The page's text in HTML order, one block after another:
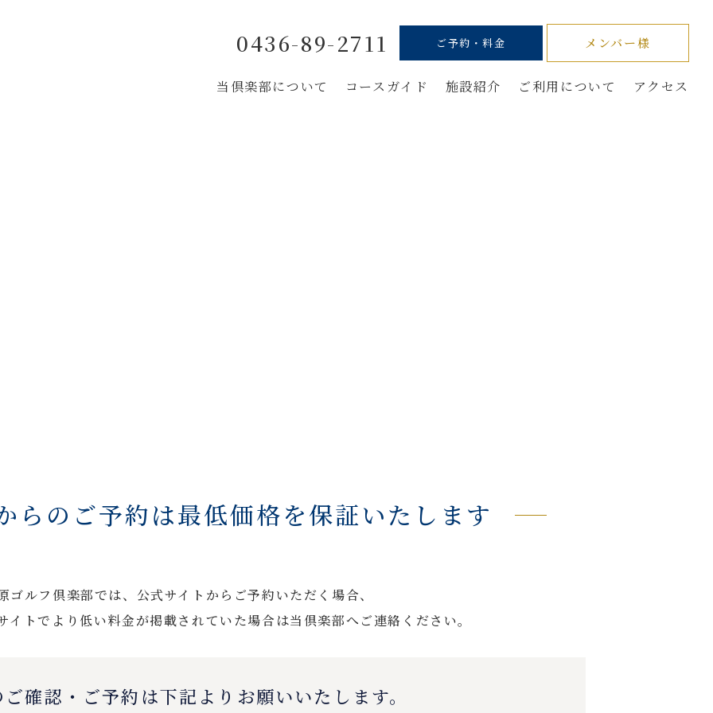
0436-89-2711 ご予約・料金 メンバー様
当倶楽部について コースガイド 施設紹介 ご利用について アクセス
らのご予約は最低価格を保証いたします
ゴルフ倶楽部では、公式サイトからご予約いただく場合、
イトでより低い料金が掲載されていた場合は当倶楽部へご連絡ください。
確認・ご予約は下記よりお願いいたします。